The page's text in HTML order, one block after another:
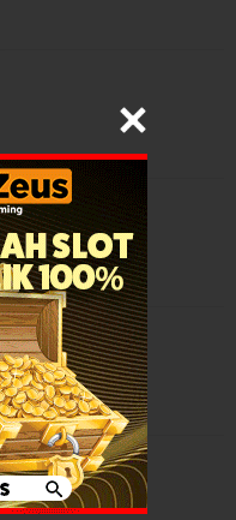
Dead (2026…
(2025)